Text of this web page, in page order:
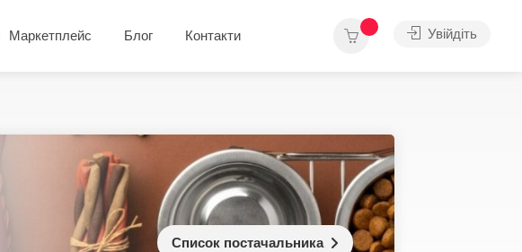
Маркетплейс Блог Контакти Увійдіть
Список постачальника